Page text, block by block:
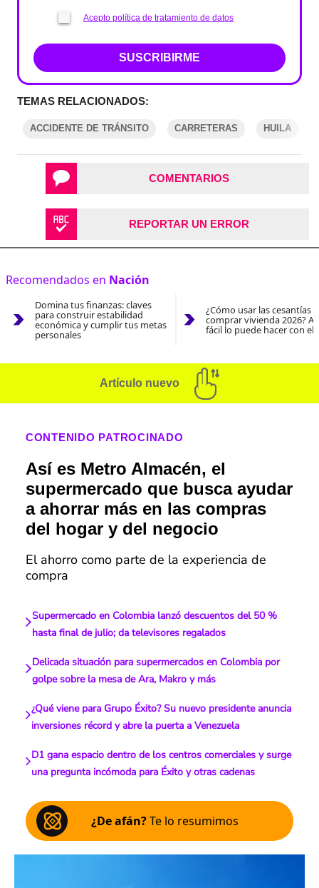
Acepto política de tratamiento de datos
SUSCRIBIRME
TEMAS RELACIONADOS:
ACCIDENTE DE TRÁNSITO CARRETERAS HUILA
COMENTARIOS
REPORTAR UN ERROR
Recomendados en Nación
Domina tus finanzas: claves
para construir estabilidad
económica y cumplir tus metas
personales
¿Cómo usar las cesantías
comprar vivienda 2026?
fácil lo puede hacer con el
Artículo nuevo
CONTENIDO PATROCINADO
Así es Metro Almacén, el
supermercado que busca ayudar
a ahorrar más en las compras
del hogar y del negocio
El ahorro como parte de la experiencia de
compra
Supermercado en Colombia lanzó descuentos del 50 %
hasta final de julio; da televisores regalados
Delicada situación para supermercados en Colombia por
golpe sobre la mesa de Ara, Makro y más
¿Qué viene para Grupo Éxito? Su nuevo presidente anuncia
inversiones récord y abre la puerta a Venezuela
D1 gana espacio dentro de los centros comerciales y surge
una pregunta incómoda para Éxito y otras cadenas
¿De afán?Te lo resumimos